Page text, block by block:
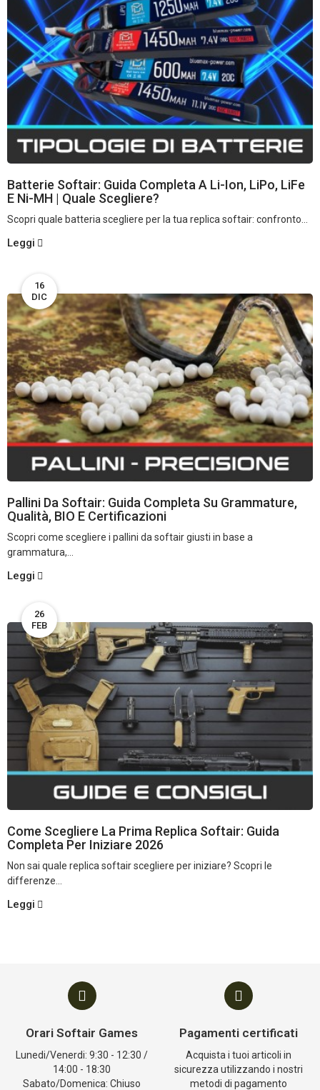
Batterie Softair: Guida Completa A Li-Ion, LiPo, LiFe
E Ni-MH | Quale Scegliere?
Scopri quale batteria scegliere per la tua replica softair: confronto...
Leggi
16
DIC
Pallini Da Softair: Guida Completa Su Grammature,
Qualità, BIO E Certificazioni
Scopri come scegliere i pallini da softair giusti in base a
grammatura,...
Leggi
26
FEB
Come Scegliere La Prima Replica Softair: Guida
Completa Per Iniziare 2026
Non sai quale replica softair scegliere per iniziare? Scopri le
differenze...
Leggi
Orari Softair Games
Lunedi/Venerdi: 9:30 - 12:30 /
14:00 - 18:30
Sabato/Domenica: Chiuso
Pagamenti certificati
Acquista i tuoi articoli in
sicurezza utilizzando i nostri
metodi di pagamento